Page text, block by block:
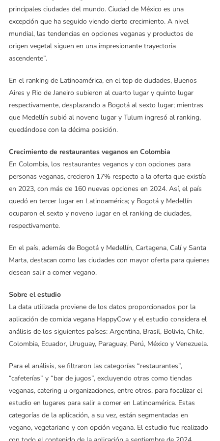
principales ciudades del mundo. Ciudad de México es una
excepción que ha seguido viendo cierto crecimiento. A nivel
mundial, las tendencias en opciones veganas y productos de
origen vegetal siguen en una impresionante trayectoria
ascendente”.
En el ranking de Latinoamérica, en el top de ciudades, Buenos
Aires y Rio de Janeiro subieron al cuarto lugar y quinto lugar
respectivamente, desplazando a Bogotá al sexto lugar; mientras
que Medellín subió al noveno lugar y Tulum ingresó al ranking,
quedándose con la décima posición.
Crecimiento de restaurantes veganos en Colombia
En Colombia, los restaurantes veganos y con opciones para
personas veganas, crecieron 17% respecto a la oferta que existía
en 2023, con más de 160 nuevas opciones en 2024. Así, el país
quedó en tercer lugar en Latinoamérica; y Bogotá y Medellín
ocuparon el sexto y noveno lugar en el ranking de ciudades,
respectivamente.
En el país, además de Bogotá y Medellín, Cartagena, Calí y Santa
Marta, destacan como las ciudades con mayor oferta para quienes
desean salir a comer vegano.
Sobre el estudio
La data utilizada proviene de los datos proporcionados por la
aplicación de comida vegana HappyCow y el estudio considera el
análisis de los siguientes países: Argentina, Brasil, Bolivia, Chile,
Colombia, Ecuador, Uruguay, Paraguay, Perú, México y Venezuela.
Para el análisis, se filtraron las categorías “restaurantes”,
“cafeterías” y “bar de jugos”, excluyendo otras como tiendas
veganas, catering u organizaciones, entre otros, para focalizar el
estudio en lugares para salir a comer en Latinoamérica. Estas
categorías de la aplicación, a su vez, están segmentadas en
vegano, vegetariano y con opción vegana. El estudio fue realizado